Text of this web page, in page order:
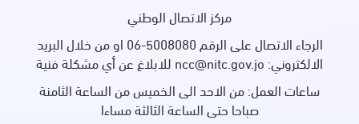
مركز الاتصال الوطني
الرجاء الاتصال على الرقم 5008080-06 او من خلال البريد
الالكتروني: ncc@nitc.gov.jo للابلاغ عن أي مشكلة فنية
ساعات العمل: من الاحد الى الخميس من الساعة الثامنة
صباحا حتى الساعة الثالثة مساءا